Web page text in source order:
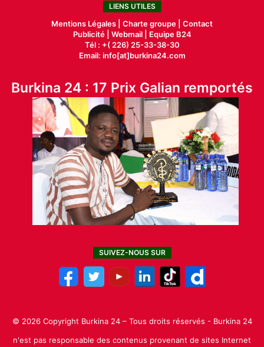
LIENS UTILES
Mentions Légales | Charte groupe | Contact
Publicité| Webmail |
Equipe B24
Tél : +( 226) 25-33-38-30
Email: info[at]burkina24.com
Burkina 24 : 17 Prix Galian remportés
SUIVEZ-NOUS SUR
© 2026 Copyright Burkina 24 – Tous droits réservés - Burkina 24
n'est pas responsable des contenus provenant de sites Internet